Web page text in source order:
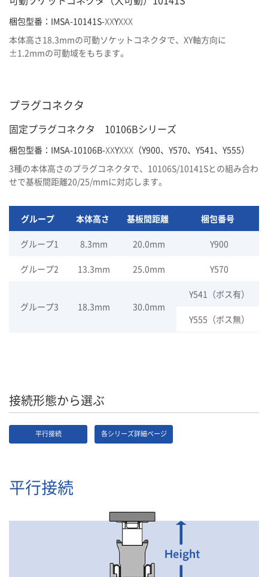
梱包型番：IMSA-10141S-XXYXXX
本体高さ18.3mmの可動ソケットコネクタで、XY軸方向に
±1.2mmの可動域をもちます。
プラグコネクタ
固定プラグコネクタ 10106Bシリーズ
梱包型番：IMSA-10106B-XXYXXX （Y900、Y570、Y541、Y555）
3種の本体高さのプラグコネクタで、10106S/10141Sとの組み合わ
せで基板間距離20/25/mmに対応します。
グループ 本体高さ 基板間距離 梱包番号
グループ1 8.3mm 20.0mm Y900
グループ2 13.3mm 25.0mm Y570
グループ3 18.3mm 30.0mm
Y541（ボス有）
Y555（ボス無）
接続形態から選ぶ
平行接続 各シリーズ詳細ページ
平行接続